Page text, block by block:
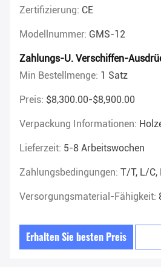
Zertifizierung: CE
Modellnummer: GMS-12
Zahlungs-U. Verschiffen-
Min Bestellmenge: 1 Satz
Preis: $8,300.00-$8,900.00
Verpackung Informationen:
Lieferzeit: 5-8 Arbeitswochen
Zahlungsbedingungen: T/T, L/C,
Versorgungsmaterial-Fähigkeit:
Erhalten Sie besten Preis